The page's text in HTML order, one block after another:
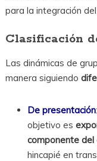
para la integración
Clasificación
Las dinámicas de
manera siguiendo
De presentación
objetivo es
componente del
hincapié en